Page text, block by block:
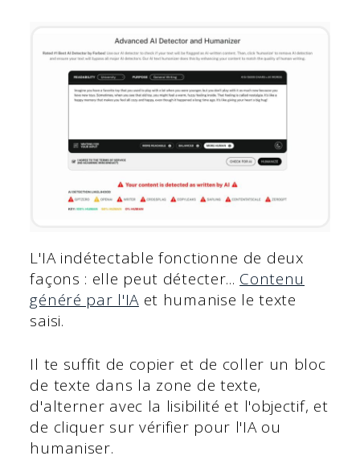
L'IA indétectable fonctionne de deux
façons : elle peut détecter... Contenu
généré par l'IAet humanise le texte
saisi.
Il te suffit de copier et de coller un bloc
de texte dans la zone de texte,
d'alterner avec la lisibilité et l'objectif, et
de cliquer sur vérifier pour l'IA ou
humaniser.